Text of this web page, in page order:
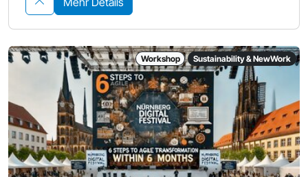
Workshop Sustainability & NewWork